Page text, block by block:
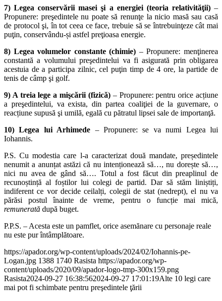
7) Legea conservării masei şi a energiei (teoria relativităţii)–
Propunere: preşedintele nu poate să renunţe la nicio masă sau casă
de protocol şi, în tot ceea ce face, trebuie să se întrebuinţeze cât mai
puţin, conservându-și astfel preţioasa energie.
8) Legea volumelor constante (chimie) – Propunere: menţinerea
constantă a volumului preşedintelui va fi asigurată prin obligarea
acestuia de a participa zilnic, cel puţin timp de 4 ore, la partide de
tenis de câmp şi golf.
9) A treia lege a mişcării (fizică)– Propunere: pentru orice acțiune
a preşedintelui, va exista, din partea coaliţiei de la guvernare, o
reacțiune supusă şi umilă, egală cu pătratul lipsei sale de importanţă.
10) Legea lui Arhimede – Propunere: se va numi Legea lui
Iohannis.
P.S. Cu modestia care l-a caracterizat două mandate, președintele
nenumit a anunțat astăzi că nu intenționează să…, nu dorește să…,
nici nu avea de gând să…. Totul a fost făcut din preaplinul de
recunoștință al foștilor lui colegi de partid. Dar să stăm liniștiți,
indiferent ce vor decide ceilalți, colegii de stat (nedrept), el nu va
părăsi postul înainte de vreme, pentru o funcție mai mică,
remunerată după buget.
P.P.S. – Acesta este un pamflet, orice asemănare cu personaje reale
nu este pur întâmplătoare.
https://apador.org/wp-content/uploads/2024/02/Iohannis-pe-
Logan.jpg 1388 1740 Rasista https://apador.org/wp-
content/uploads/2020/09/apador-logo-tmp-300x159.png
Rasista2024-09-27 16:38:562024-09-27 17:01:19Alte 10 legi care
mai pot fi schimbate pentru preşedintele ţării